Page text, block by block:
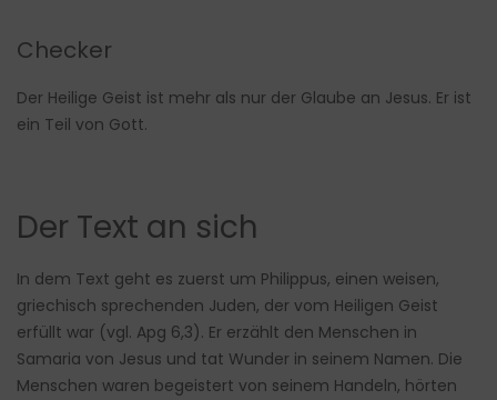
Checker
Der Heilige Geist ist mehr als nur der Glaube an Jesus. Er ist
ein Teil von Gott.
Der Text an sich
In dem Text geht es zuerst um Philippus, einen weisen,
griechisch sprechenden Juden, der vom Heiligen Geist
erfüllt war (vgl. Apg 6,3). Er erzählt den Menschen in
Samaria von Jesus und tat Wunder in seinem Namen. Die
Menschen waren begeistert von seinem Handeln, hörten